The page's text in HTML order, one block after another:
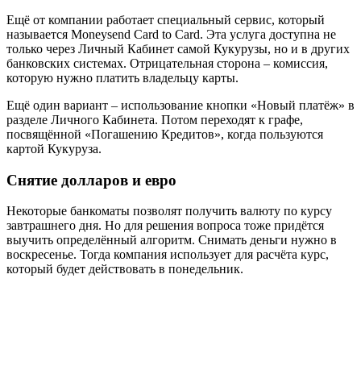
Ещё от компании работает специальный сервис, который
называется Moneysend Card to Card. Эта услуга доступна не
только через Личный Кабинет самой Кукурузы, но и в других
банковских системах. Отрицательная сторона – комиссия,
которую нужно платить владельцу карты.
Ещё один вариант – использование кнопки «Новый платёж» в
разделе Личного Кабинета. Потом переходят к графе,
посвящённой «Погашению Кредитов», когда пользуются
картой Кукуруза.
Снятие долларов и евро
Некоторые банкоматы позволят получить валюту по курсу
завтрашнего дня. Но для решения вопроса тоже придётся
выучить определённый алгоритм. Снимать деньги нужно в
воскресенье. Тогда компания использует для расчёта курс,
который будет действовать в понедельник.